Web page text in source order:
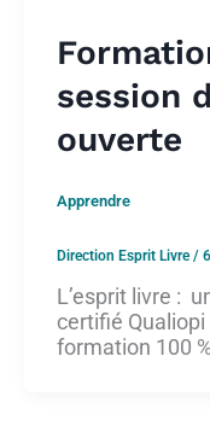
session
ouverte
Apprendre
Direction Esprit Livre/
L’esprit livre :
certifié Qualiopi
formation 100